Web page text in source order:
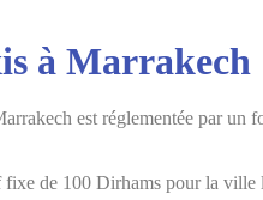
à Marrakech
est réglementée par
de 100 Dirhams pour la